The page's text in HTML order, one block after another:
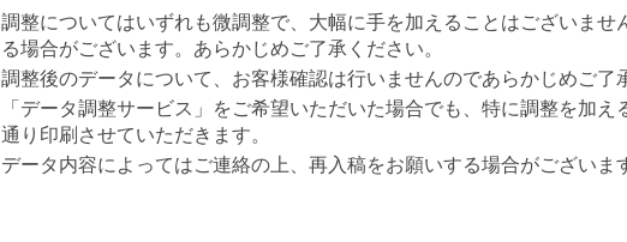
調整についてはいずれも微調整で、大幅に手を加えることはございま
る場合がございます。あらかじめご了承ください。
調整後のデータについて、お客様確認は行いませんのであらかじめご了
「データ調整サービス」をご希望いただいた場合でも、特に調整を加
通り印刷させていただきます。
データ内容によってはご連絡の上、再入稿をお願いする場合がございま